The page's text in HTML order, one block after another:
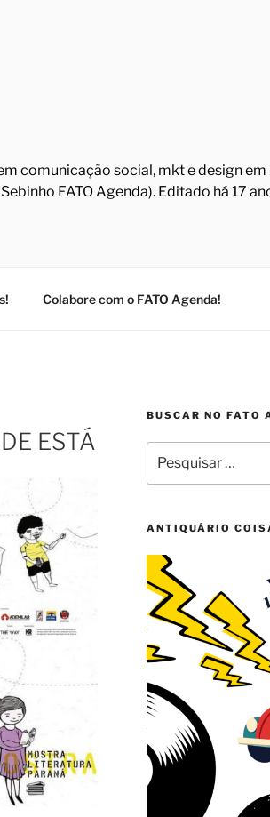
comunicação social, mkt e design em
FATO Agenda). Editado há 17
Colabore com o FATO Agenda!
ESTÁ
BUSCAR NO FATO
por:
ANTIQUÁRIO